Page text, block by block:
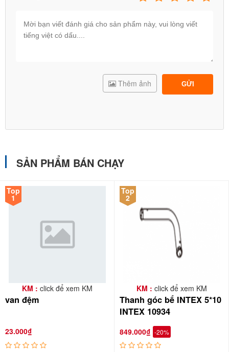
GỬI
Thêm ảnh
SẢN PHẨM BÁN CHẠY
Top
1
KM : click để xem KM
van đệm
23.000₫
Top
2
KM : click để xem KM
Thanh góc bể INTEX 5*10
INTEX 10934
849.000₫ -20%